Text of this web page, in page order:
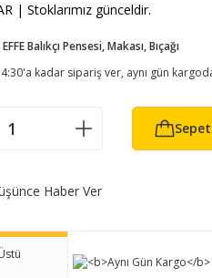
| Stoklarımız günceldir.
Balıkçı Pensesi, Makası, Bıçağı
kadar sipariş ver, aynı gün
Haber Ver